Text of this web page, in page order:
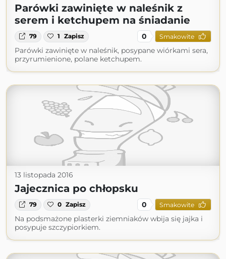
Parówki zawinięte w naleśnik z
serem i ketchupem na śniadanie
79 1 Zapisz 0 Smakowite
Parówki zawinięte w naleśnik, posypane wiórkami sera,
przyrumienione, polane ketchupem.
13 listopada 2016
Jajecznica po chłopsku
79 0 Zapisz 0 Smakowite
Na podsmażone plasterki ziemniaków wbija się jajka i
posypuje szczypiorkiem.